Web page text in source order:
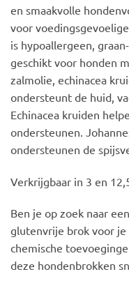
en smaakvolle
voor
is hypoallergeen,
geschikt voor honden
zalmolie, echinacea
ondersteunt de huid,
Echinacea kruiden
ondersteunen.
ondersteunen de
Verkrijgbaar in 3 en
Ben je op zoek naar
glutenvrije brok voor
chemische
deze hondenbrokken